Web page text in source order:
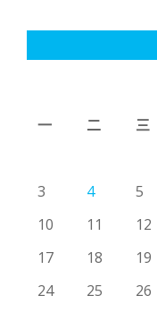
一
二 三
3
4 5
10
11 12
17
18 19
24
25 26